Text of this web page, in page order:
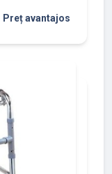
Preț avantajos